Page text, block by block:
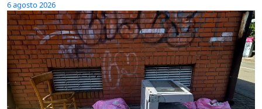
6 agosto 2026